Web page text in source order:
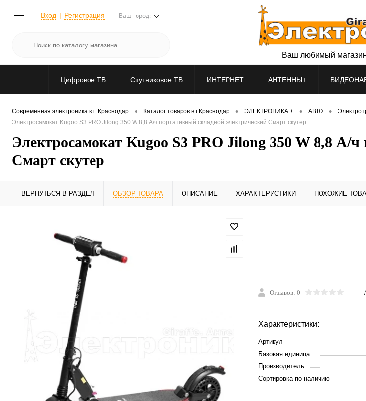
Вход Регистрация Ваш город:
Ваш любимый
Цифровое ТВ Спутниковое ТВ ИНТЕРНЕТ АНТЕННЫ+
Современная электроника в г. Краснодар • Каталог товаров в г.Краснодар • ЭЛЕКТРОНИКА + • АВТО •
Электросамокат Kugoo S3 PRO Jilong 350 W 8,8 А/ч портативный складной электрический Смарт скутер
Электросамокат Kugoo S3 PRO Jilong 350 W 8,8 А/
Смарт скутер
ВЕРНУТЬСЯ В РАЗДЕЛ ОБЗОР ТОВАРА ОПИСАНИЕ ХАРАКТЕРИСТИКИ ПОХОЖИЕ
Отзывов: 0
Характеристики:
Артикул
Базовая единица
Производитель
Сортировка по наличию